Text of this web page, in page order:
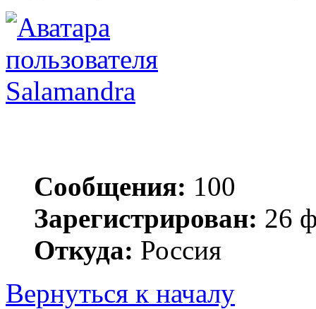
Salamandra
Сообщения: 100
Зарегистрирован: 26
Откуда: Россия
Вернуться к началу